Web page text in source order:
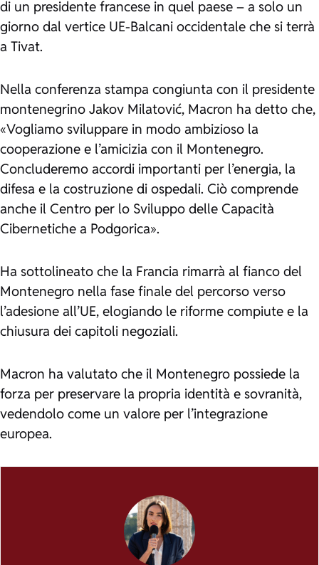
di un presidente francese in quel paese – a solo un
giorno dal vertice UE-Balcani occidentale che si terrà
a Tivat.
Nella conferenza stampa congiunta con il presidente
montenegrino Jakov Milatović, Macron ha detto che,
«Vogliamo sviluppare in modo ambizioso la
cooperazione e l’amicizia con il Montenegro.
Concluderemo accordi importanti per l’energia, la
difesa e la costruzione di ospedali. Ciò comprende
anche il Centro per lo Sviluppo delle Capacità
Cibernetiche a Podgorica».
Ha sottolineato che la Francia rimarrà al fianco del
Montenegro nella fase finale del percorso verso
l’adesione all’UE, elogiando le riforme compiute e la
chiusura dei capitoli negoziali.
Macron ha valutato che il Montenegro possiede la
forza per preservare la propria identità e sovranità,
vedendolo come un valore per l’integrazione
europea.